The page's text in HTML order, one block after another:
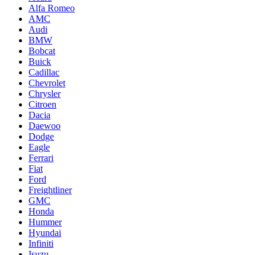
Alfa Romeo
AMC
Audi
BMW
Bobcat
Buick
Cadillac
Chevrolet
Chrysler
Citroen
Dacia
Daewoo
Dodge
Eagle
Ferrari
Fiat
Ford
Freightliner
GMC
Honda
Hummer
Hyundai
Infiniti